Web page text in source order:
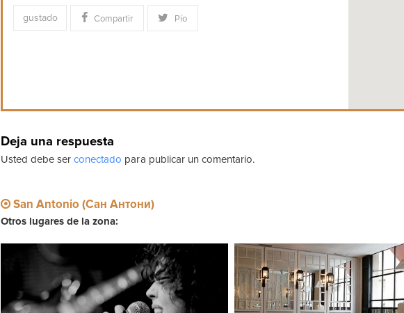
gustado Compartir Pío
Deja una respuesta
Usted debe serconectado para publicar un comentario.
San Antonio (Сан Антони)
Otros lugares de la zona: